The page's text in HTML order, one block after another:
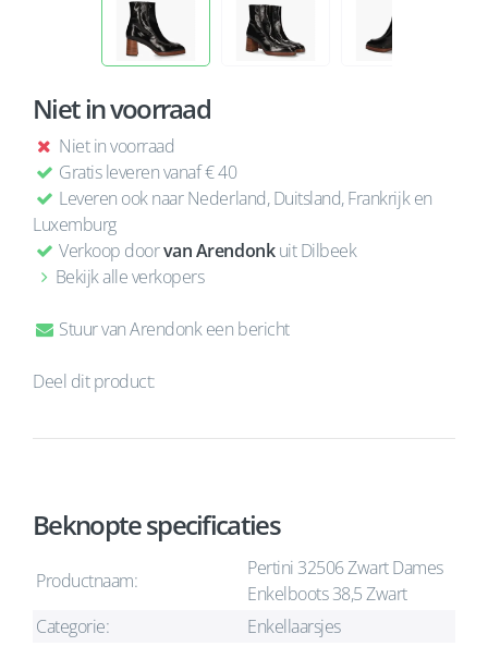
Niet in voorraad
Niet in voorraad
Gratis leveren vanaf € 40
Leveren ook naar Nederland, Duitsland, Frankrijk en
Luxemburg
Verkoop doorvan Arendonkuit Dilbeek
Bekijk alle verkopers
Stuur van Arendonk een bericht
Deel dit product:
Beknopte specificaties
Productnaam:
Pertini 32506 Zwart Dames
Enkelboots 38,5 Zwart
Categorie:
Enkellaarsjes